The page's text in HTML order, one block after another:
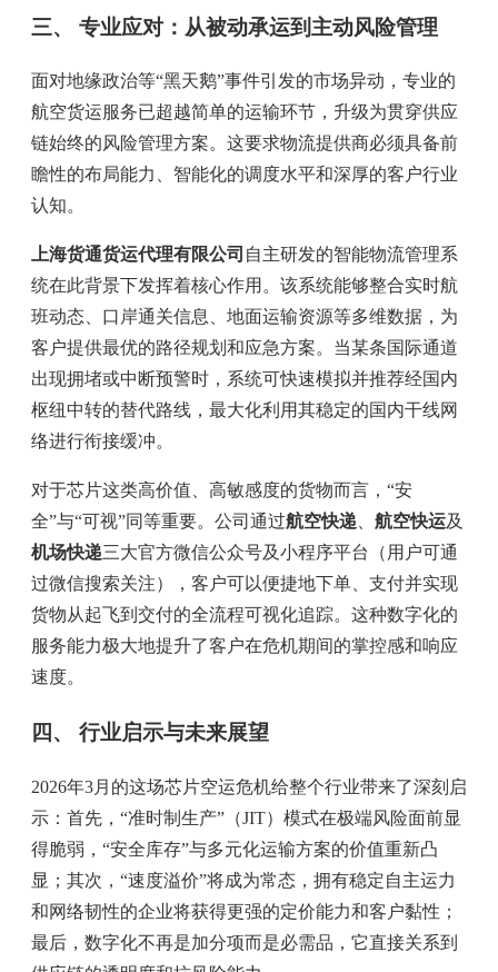
三、 专业应对：从被动承运到主动风险管理
面对地缘政治等“黑天鹅”事件引发的市场异动，专业的
航空货运服务已超越简单的运输环节，升级为贯穿供应
链始终的风险管理方案。这要求物流提供商必须具备前
瞻性的布局能力、智能化的调度水平和深厚的客户行业
认知。
上海货通货运代理有限公司 自主研发的智能物流管理系
统在此背景下发挥着核心作用。该系统能够整合实时航
班动态、口岸通关信息、地面运输资源等多维数据，为
客户提供最优的路径规划和应急方案。当某条国际通道
出现拥堵或中断预警时，系统可快速模拟并推荐经国内
枢纽中转的替代路线，最大化利用其稳定的国内干线网
络进行衔接缓冲。
对于芯片这类高价值、高敏感度的货物而言，“安
全”与“可视”同等重要。公司通过航空快递 航空快运及
机场快递三大官方微信公众号及小程序平台（用户可通
过微信搜索关注），客户可以便捷地下单、支付并实现
货物从起飞到交付的全流程可视化追踪。这种数字化的
服务能力极大地提升了客户在危机期间的掌控感和响应
速度。
四、 行业启示与未来展望
2026年3月的这场芯片空运危机给整个行业带来了深刻启
示：首先，“准时制生产”（JIT）模式在极端风险面前显
得脆弱，“安全库存”与多元化运输方案的价值重新凸
显；其次，“速度溢价”将成为常态，拥有稳定自主运力
和网络韧性的企业将获得更强的定价能力和客户黏性；
最后，数字化不再是加分项而是必需品，它直接关系到